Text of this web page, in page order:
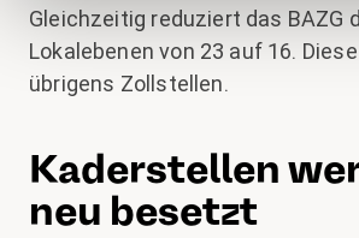
Gleichzeitig reduziert das BAZG
Lokalebenen von 23 auf 16.
übrigens Zollstellen.
Kaderstellen
neu besetzt